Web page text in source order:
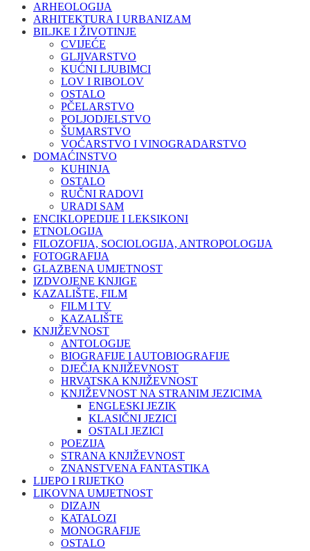
ARHEOLOGIJA
ARHITEKTURA I URBANIZAM
BILJKE I ŽIVOTINJE
CVIJEĆE
GLJIVARSTVO
KUĆNI LJUBIMCI
LOV I RIBOLOV
OSTALO
PČELARSTVO
POLJODJELSTVO
ŠUMARSTVO
VOĆARSTVO I VINOGRADARSTVO
DOMAĆINSTVO
KUHINJA
OSTALO
RUČNI RADOVI
URADI SAM
ENCIKLOPEDIJE I LEKSIKONI
ETNOLOGIJA
FILOZOFIJA, SOCIOLOGIJA, ANTROPOLOGIJA
FOTOGRAFIJA
GLAZBENA UMJETNOST
IZDVOJENE KNJIGE
KAZALIŠTE, FILM
FILM I TV
KAZALIŠTE
KNJIŽEVNOST
ANTOLOGIJE
BIOGRAFIJE I AUTOBIOGRAFIJE
DJEČJA KNJIŽEVNOST
HRVATSKA KNJIŽEVNOST
KNJIŽEVNOST NA STRANIM JEZICIMA
ENGLESKI JEZIK
KLASIČNI JEZICI
OSTALI JEZICI
POEZIJA
STRANA KNJIŽEVNOST
ZNANSTVENA FANTASTIKA
LIJEPO I RIJETKO
LIKOVNA UMJETNOST
DIZAJN
KATALOZI
MONOGRAFIJE
OSTALO